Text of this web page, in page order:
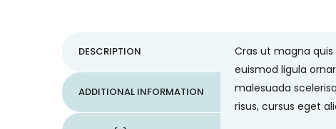
DESCRIPTION
ADDITIONAL INFORMATION
Cras ut magna
euismod ligula
malesuada
risus, cursus eget